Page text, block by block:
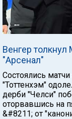
Венгер
"Арсенал"
Состоялись
"Тоттенхэм"
дерби "Челси"
оторвавшись на
&#8211; от